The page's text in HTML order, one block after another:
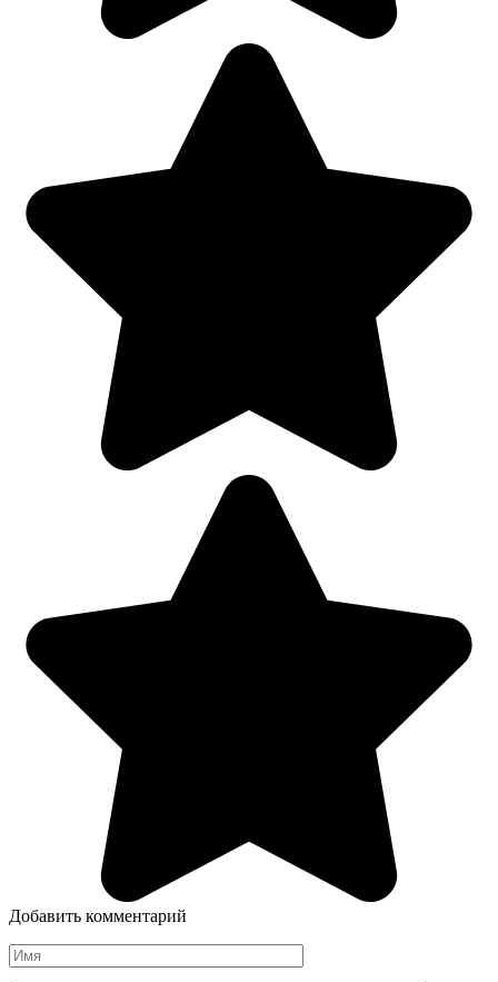
Добавить комментарий
Имя